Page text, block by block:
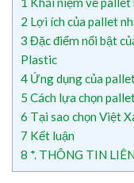
2 Lợi ích của pallet
3 Đặc điểm nổi bật
Plastic
4 Ứng dụng của
5 Cách lựa chọn
6 Tại sao chọn Việt
7 Kết luận
8 *. THÔNG TIN